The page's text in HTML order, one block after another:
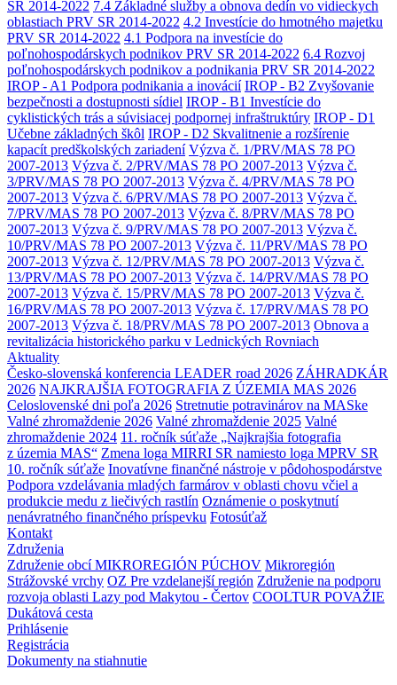
SR 2014-2022 7.4 Základné služby a obnova dedín vo vidieckych
oblastiach PRV SR 2014-2022 4.2 Investície do hmotného majetku
PRV SR 2014-2022 4.1 Podpora na investície do
poľnohospodárskych podnikov PRV SR 2014-2022 6.4 Rozvoj
poľnohospodárskych podnikov a podnikania PRV SR 2014-2022
IROP - A1 Podpora podnikania a inovácií IROP - B2 Zvyšovanie
bezpečnosti a dostupnosti sídiel IROP - B1 Investície do
cyklistických trás a súvisiacej podpornej infraštruktúry IROP - D1
Učebne základných škôl IROP - D2 Skvalitnenie a rozšírenie
kapacít predškolských zariadení Výzva č. 1/PRV/MAS 78 PO
2007-2013 Výzva č. 2/PRV/MAS 78 PO 2007-2013 Výzva č.
3/PRV/MAS 78 PO 2007-2013 Výzva č. 4/PRV/MAS 78 PO
2007-2013 Výzva č. 6/PRV/MAS 78 PO 2007-2013 Výzva č.
7/PRV/MAS 78 PO 2007-2013 Výzva č. 8/PRV/MAS 78 PO
2007-2013 Výzva č. 9/PRV/MAS 78 PO 2007-2013 Výzva č.
10/PRV/MAS 78 PO 2007-2013 Výzva č. 11/PRV/MAS 78 PO
2007-2013 Výzva č. 12/PRV/MAS 78 PO 2007-2013 Výzva č.
13/PRV/MAS 78 PO 2007-2013 Výzva č. 14/PRV/MAS 78 PO
2007-2013 Výzva č. 15/PRV/MAS 78 PO 2007-2013 Výzva č.
16/PRV/MAS 78 PO 2007-2013 Výzva č. 17/PRV/MAS 78 PO
2007-2013 Výzva č. 18/PRV/MAS 78 PO 2007-2013 Obnova a
revitalizácia historického parku v Lednických Rovniach
Aktuality
Česko-slovenská konferencia LEADER road 2026 ZÁHRADKÁR
2026 NAJKRAJŠIA FOTOGRAFIA Z ÚZEMIA MAS 2026
Celoslovenské dni poľa 2026 Stretnutie potravinárov na MASke
Valné zhromaždenie 2026 Valné zhromaždenie 2025 Valné
zhromaždenie 2024 11. ročník súťaže „Najkrajšia fotografia
z územia MAS“ Zmena loga MIRRI SR namiesto loga MPRV SR
10. ročník súťaže Inovatívne finančné nástroje v pôdohospodárstve
Podpora vzdelávania mladých farmárov v oblasti chovu včiel a
produkcie medu z liečivých rastlín Oznámenie o poskytnutí
nenávratného finančného príspevku Fotosúťaž
Kontakt
Združenia
Združenie obcí MIKROREGIÓN PÚCHOV Mikroregión
Strážovské vrchy OZ Pre vzdelanejší región Združenie na podporu
rozvoja oblasti Lazy pod Makytou - Čertov COOLTUR POVAŽIE
Dukátová cesta
Prihlásenie
Registrácia
Dokumenty na stiahnutie